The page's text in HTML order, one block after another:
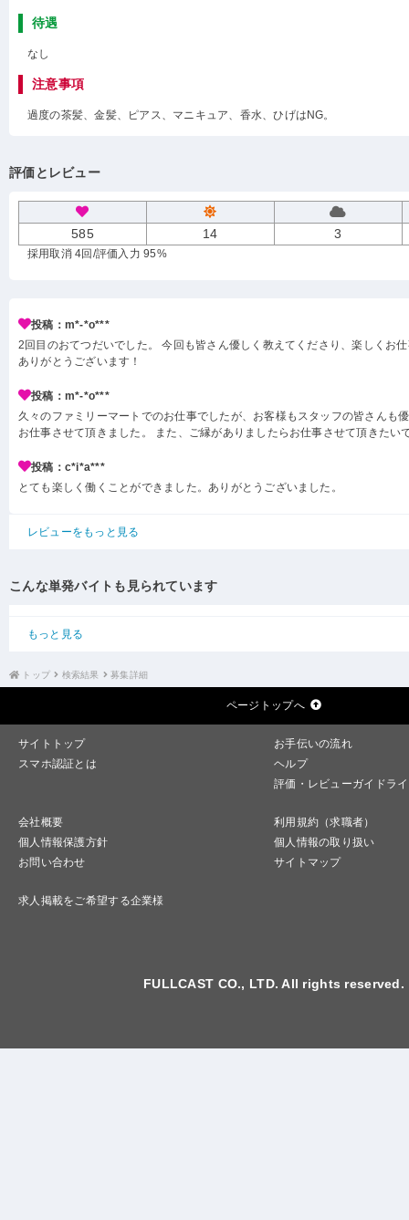
待遇
なし
注意事項
過度の茶髪、金髪、ピアス、マニキュア、香水、ひげはNG。
評価とレビュー
585 14 3
採用取消 4回 /評価入力 95%
投稿：m*-*o***
2回目のおてつだいでした。 今回も皆さん優しく教えてくださり、楽しくお
ありがとうございます！
投稿：m*-*o***
久々のファミリーマートでのお仕事でしたが、お客様もスタッフの皆さんも
お仕事させて頂きました。 また、ご縁がありましたらお仕事させて頂きたい
投稿：c*i*a***
とても楽しく働くことができました。ありがとうございました。
レビューをもっと見る
こんな単発バイトも見られています
もっと見る
トップ 検索結果 募集詳細
ページトップへ
サイトトップ
お手伝いの流れ
スマホ認証とは
ヘルプ
評価・レビューガイドラ
会社概要
利用規約（求職者）
個人情報保護方針
個人情報の取り扱い
お問い合わせ
サイトマップ
求人掲載をご希望する企業様
FULLCAST CO., LTD. All rights reserved.